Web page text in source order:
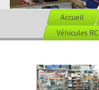
Accueil
Véhicules RC